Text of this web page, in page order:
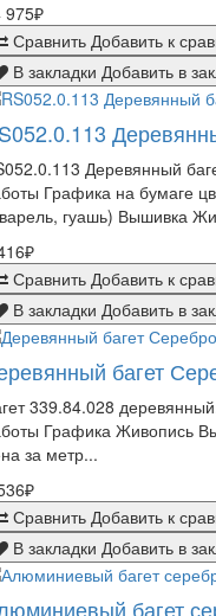
975₽
Сравнить Добавить к
В закладки Добавить в
Деревянный
Графика на бумаге
гуашь) Вышивка
Сравнить Добавить к
В закладки Добавить в
багет
339.84.028
Графика Живопись
за метр...
Сравнить Добавить к
В закладки Добавить в
багет